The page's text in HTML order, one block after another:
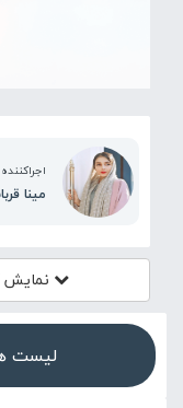
مینا
نمایش
لیست